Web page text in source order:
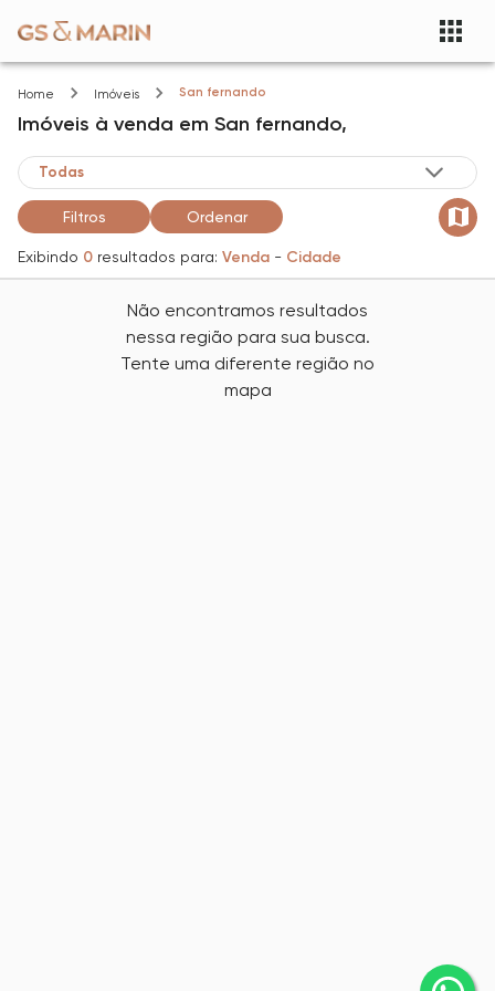
Home Imóveis San fernando
Imóveis à venda em San fernando,
Filtros Ordenar
Exibindo 0 resultados para: Venda - Cidade
Não encontramos resultados
nessa região para sua busca.
Tente uma diferente região no
mapa